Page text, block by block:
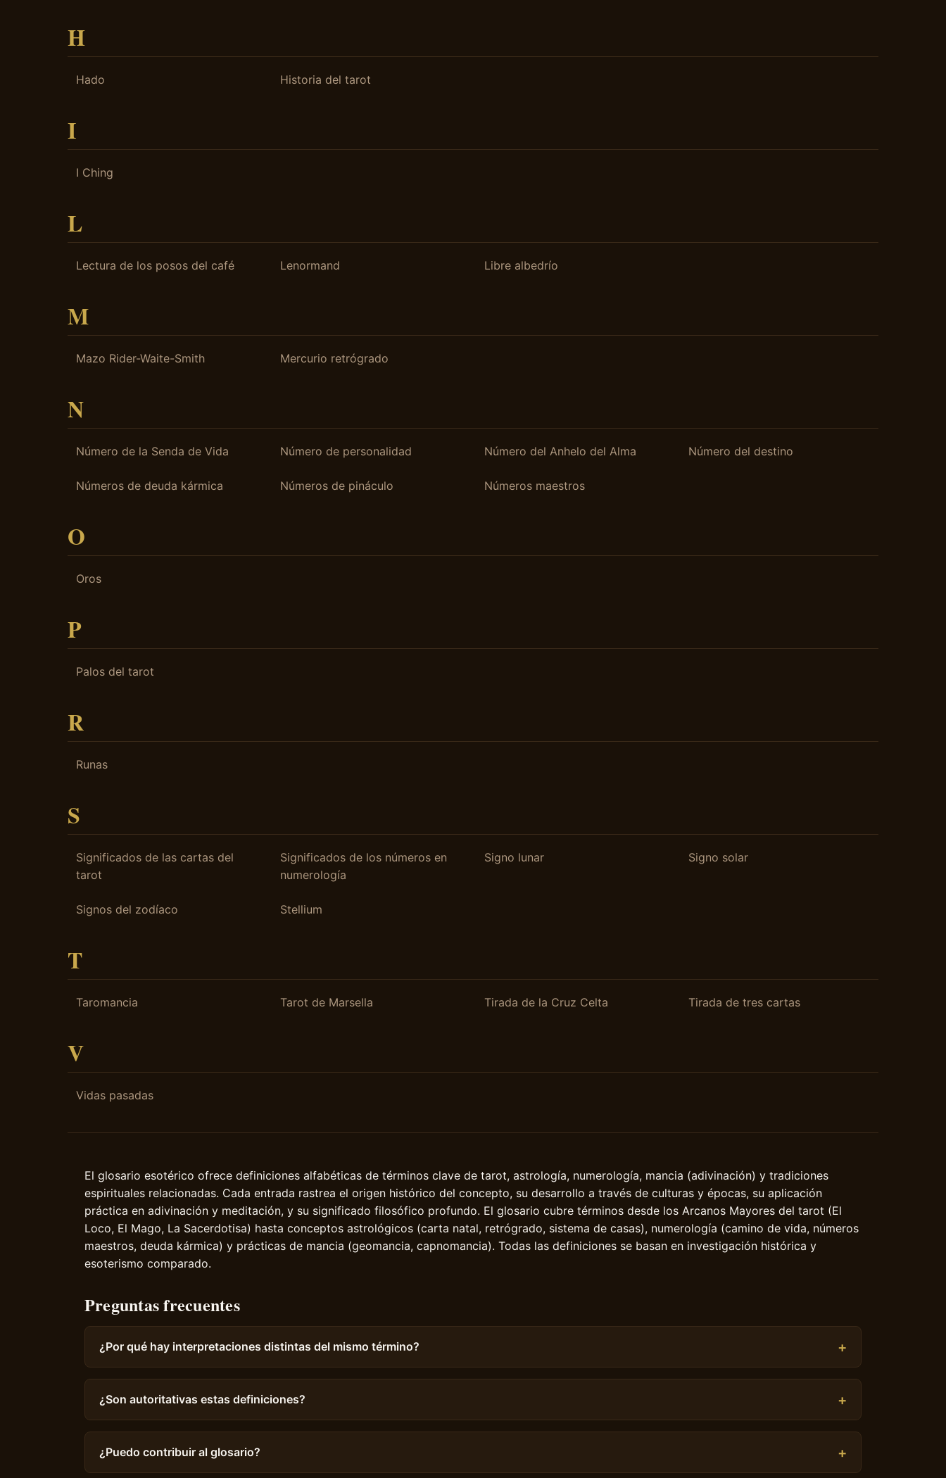
H
Hado Historia del tarot
I
I Ching
L
Lectura de los posos del café Lenormand Libre albedrío
M
Mazo Rider-Waite-Smith Mercurio retrógrado
N
Número de la Senda de Vida Número de personalidad Número del Anhelo del Alma Número del destino
Números de deuda kármica Números de pináculo Números maestros
O
Oros
P
Palos del tarot
R
Runas
S
Significados de las cartas del
tarot
Significados de los números en
numerología
Signo lunar Signo solar
Signos del zodíaco Stellium
T
Taromancia Tarot de Marsella Tirada de la Cruz Celta Tirada de tres cartas
V
Vidas pasadas
El glosario esotérico ofrece definiciones alfabéticas de términos clave de tarot, astrología, numerología, mancia (adivinación) y tradiciones
espirituales relacionadas. Cada entrada rastrea el origen histórico del concepto, su desarrollo a través de culturas y épocas, su aplicación
práctica en adivinación y meditación, y su significado filosófico profundo. El glosario cubre términos desde los Arcanos Mayores del tarot (El
Loco, El Mago, La Sacerdotisa) hasta conceptos astrológicos (carta natal, retrógrado, sistema de casas), numerología (camino de vida, números
maestros, deuda kármica) y prácticas de mancia (geomancia, capnomancia). Todas las definiciones se basan en investigación histórica y
esoterismo comparado.
Preguntas frecuentes
¿Por qué hay interpretaciones distintas del mismo término?
¿Son autoritativas estas definiciones?
¿Puedo contribuir al glosario?